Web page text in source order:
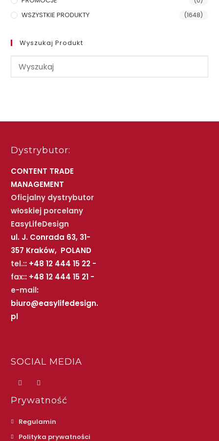
WSZYSTKIE PRODUKTY (1648)
Wyszukaj Produkt
Dystrybutor:
CONTENT TRADE
MANAGEMENT
Oficjalny dystrybutor
włoskiej porcelany
EasyLifeDesign
ul. J. Conrada 63, 31-
357 Kraków, POLAND
tel.:: +48 12 444 15 22 -
fax:: +48 12 444 15 21 -
e-mail:
biuro@easylifedesign.
pl
SOCIAL MEDIA
Prywatność
Regulamin
Polityka prywatności